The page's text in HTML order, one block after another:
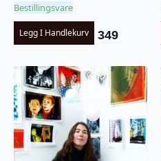
Bestillingsvare
Legg I Handlekurv 349